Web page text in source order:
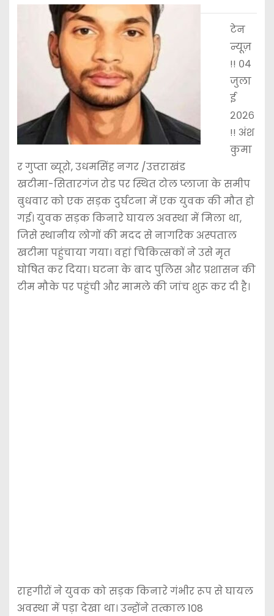
टेन
न्यूज़
!! ०४
जुला
ई
२०२६
!! अंश
कुमा
र गुप्ता ब्यूरो, उधमसिंह नगर /उत्तराखंड
खटीमा-सितारगंज रोड पर स्थित टोल प्लाजा के समीप
बुधवार को एक सड़क दुर्घटना में एक युवक की मौत हो
गई। युवक सड़क किनारे घायल अवस्था में मिला था,
जिसे स्थानीय लोगों की मदद से नागरिक अस्पताल
खटीमा पहुंचाया गया। वहां चिकित्सकों ने उसे मृत
घोषित कर दिया। घटना के बाद पुलिस और प्रशासन की
टीम मौके पर पहुंची और मामले की जांच शुरू कर दी है।
राहगीरों ने युवक को सड़क किनारे गंभीर रूप से घायल
अवस्था में पड़ा देखा था। उन्होंने तत्काल 108